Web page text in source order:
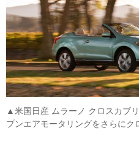
▲米国日産 ムラーノ クロスカブ
プンエアモータリングをさらにク